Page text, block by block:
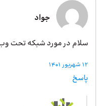
جواد
سلام در مورد شبکه تحت
12 شهریور 1401
پاسخ